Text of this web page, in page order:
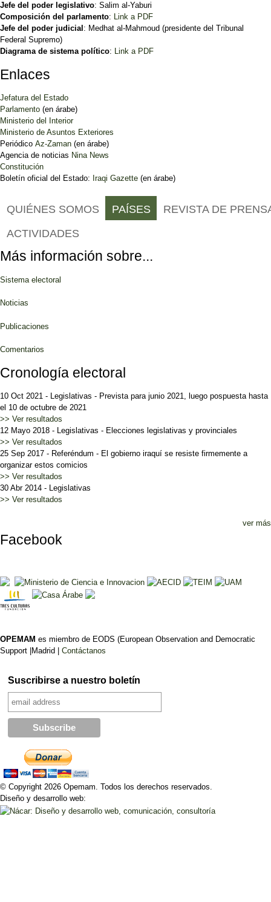
Jefe del poder legislativo: Salim al-Yaburi
Composición del parlamento: Link a PDF
Jefe del poder judicial : Medhat al-Mahmoud (presidente del Tribunal
Federal Supremo)
Diagrama de sistema político: Link a PDF
Enlaces
Jefatura del Estado
Parlamento (en árabe)
Ministerio del Interior
Ministerio de Asuntos Exteriores
Periódico Az-Zaman (en árabe)
Agencia de noticias Nina News
Constitución
Boletín oficial del Estado: Iraqi Gazette (en árabe)
QUIÉNES SOMOS PAÍSES REVISTA DE
ACTIVIDADES
Más información sobre...
Sistema electoral
Noticias
Publicaciones
Comentarios
Cronología electoral
10 Oct 2021 - Legislativas - Prevista para junio 2021, luego pospuesta hasta
el 10 de octubre de 2021
>> Ver resultados
12 Mayo 2018 - Legislativas - Elecciones legislativas y provinciales
>> Ver resultados
25 Sep 2017 - Referéndum - El gobierno iraquí se resiste firmemente a
organizar estos comicios
>> Ver resultados
30 Abr 2014 - Legislativas
>> Ver resultados
ver más
Facebook
OPEMAM es miembro de EODS (European Observation and Democratic
Support |Madrid | Contáctanos
Suscribirse a nuestro boletín
© Copyright 2026 Opemam. Todos los derechos reservados.
Diseño y desarrollo web: